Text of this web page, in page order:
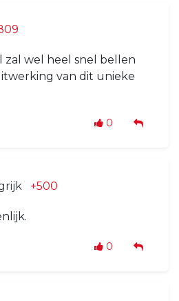
zal wel heel snel bellen
van dit unieke
0
+500
0